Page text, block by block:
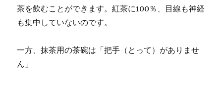
茶を飲むことができます。紅茶に100％、目線も神経
も集中していないのです。
一方、抹茶用の茶碗は「把手（とって）がありませ
ん」